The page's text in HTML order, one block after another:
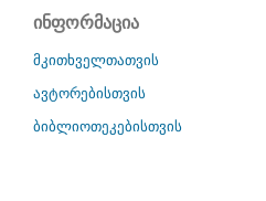
ინფორმაცია
მკითხველთათვის
ავტორებისთვის
ბიბლიოთეკებისთვის